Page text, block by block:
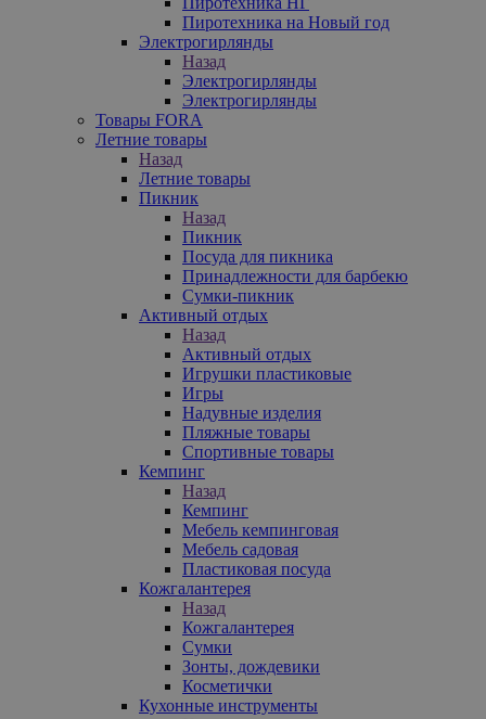
Пиротехника на Новый год
Электрогирлянды
Назад
Электрогирлянды
Электрогирлянды
Товары FORA
Летние товары
Назад
Летние товары
Пикник
Назад
Пикник
Посуда для пикника
Принадлежности для барбекю
Сумки-пикник
Активный отдых
Назад
Активный отдых
Игрушки пластиковые
Игры
Надувные изделия
Пляжные товары
Спортивные товары
Кемпинг
Назад
Кемпинг
Мебель кемпинговая
Мебель садовая
Пластиковая посуда
Кожгалантерея
Назад
Кожгалантерея
Сумки
Зонты, дождевики
Косметички
Кухонные инструменты